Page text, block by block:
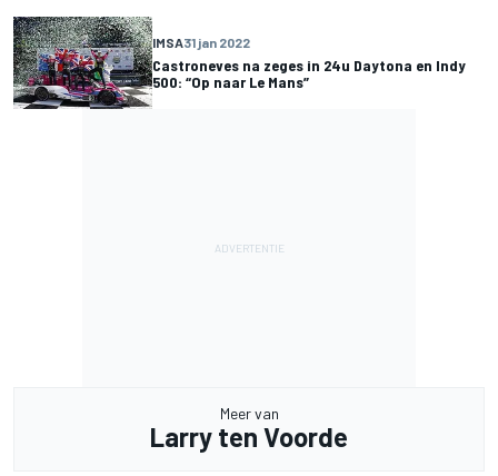
IMSA31 jan 2022
Castroneves na zeges in 24u Daytona en Indy
500: “Op naar Le Mans”
Meer van
Larry ten Voorde